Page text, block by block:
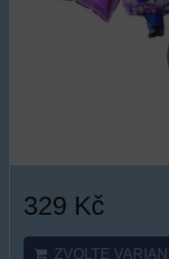
329 Kč
ZVOLTE